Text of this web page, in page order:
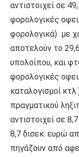
αντιστοιχεί σε
φορολογικές
φορολογικά) με
αποτελούν το
υπολοίπου, και
φορολογικές
καταλογισμοί
πραγματικού
αντιστοιχεί σε
8,7 δισεκ. ευρώ
πηγάζουν από